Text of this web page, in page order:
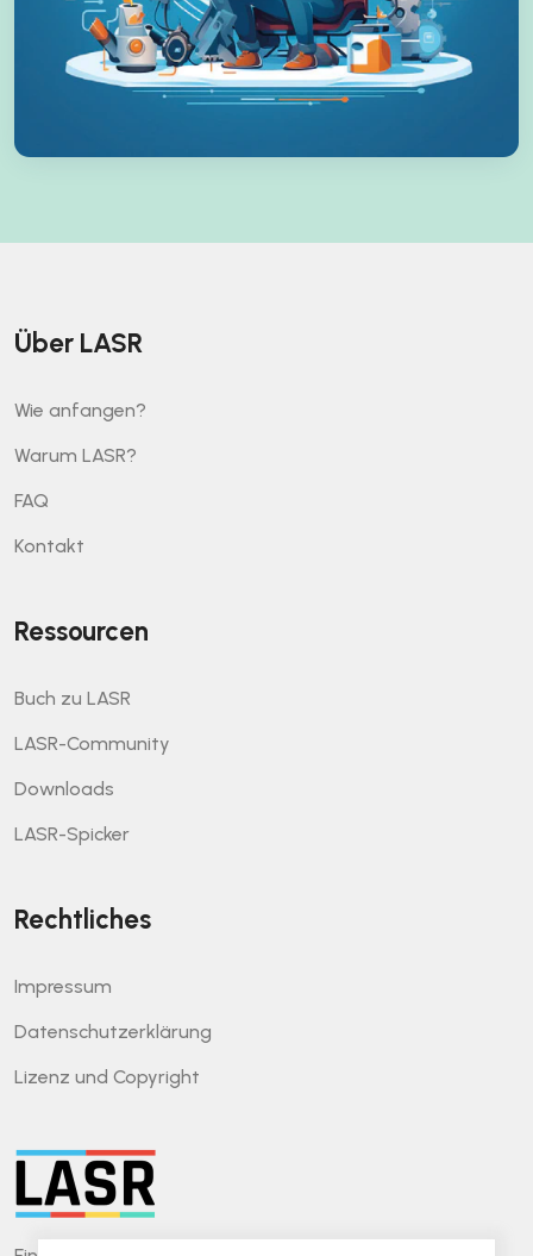
Über LASR
Wie anfangen?
Warum LASR?
FAQ
Kontakt
Ressourcen
Buch zu LASR
LASR-Community
Downloads
LASR-Spicker
Rechtliches
Impressum
Datenschutzerklärung
Lizenz und Copyright